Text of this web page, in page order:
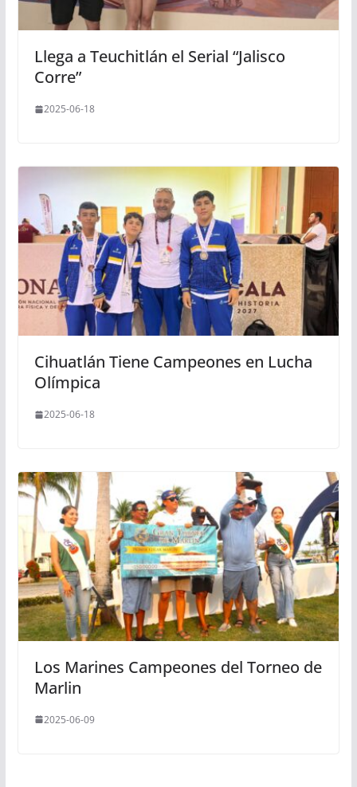
Llega a Teuchitlán el Serial “Jalisco
Corre”
2025-06-18
Cihuatlán Tiene Campeones en Lucha
Olímpica
2025-06-18
Los Marines Campeones del Torneo de
Marlin
2025-06-09